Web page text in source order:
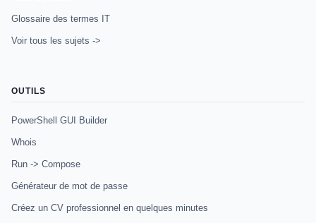
Glossaire des termes IT
Voir tous les sujets ->
OUTILS
PowerShell GUI Builder
Whois
Run -> Compose
Générateur de mot de passe
Créez un CV professionnel en quelques minutes